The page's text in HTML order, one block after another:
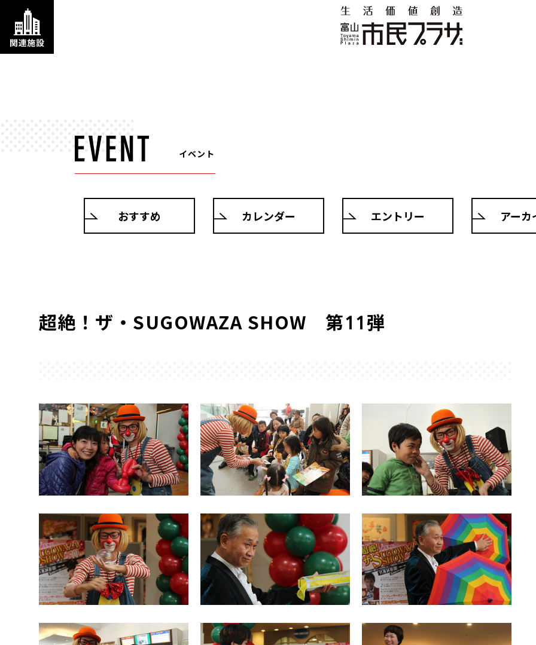
イベント
おすすめ カレンダー エントリー アーカ
超絶！ザ・SUGOWAZA SHOW 第11弾